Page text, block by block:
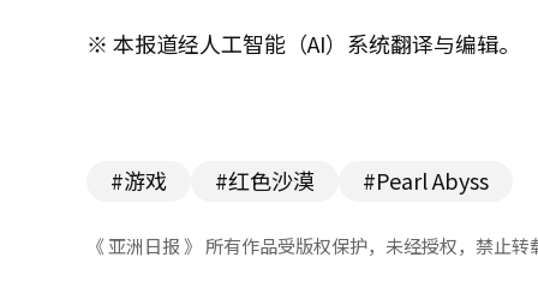
※ 本报道经人工智能（AI）系统翻译与编辑。
#游戏 #红色沙漠 #Pearl Abyss
《 亚洲日报 》 所有作品受版权保护，未经授权，禁止转